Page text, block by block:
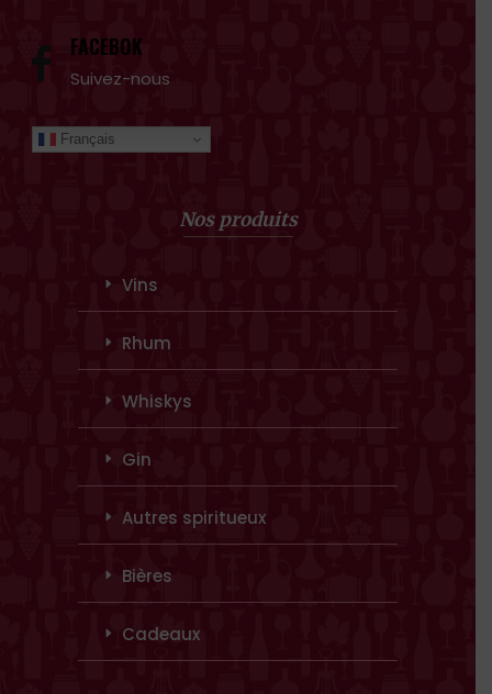
FACEBOK
Suivez-nous
Français
Nos produits
Vins
Rhum
Whiskys
Gin
Autres spiritueux
Bières
Cadeaux